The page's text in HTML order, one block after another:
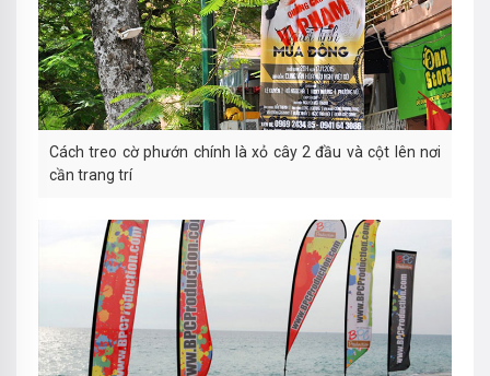
Cách treo cờ phướn chính là xỏ cây 2 đầu và cột lên nơi
cần trang trí